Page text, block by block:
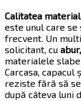
Calitatea
este unul care
frecvent. Un
solicitant, cu
materialele
Carcasa,
reziste fără să
după câteva luni